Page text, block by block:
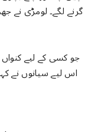
گرنے لگے۔ لومڑی نے
جو کسی کے لیے کنواں
اس لیے سیانوں نے